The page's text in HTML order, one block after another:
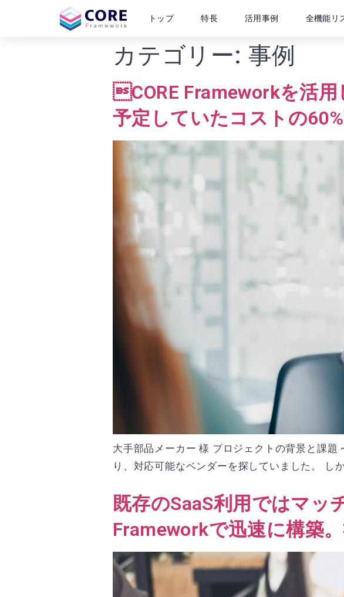
トップ 特長 活用事例 全機能リ
カテゴリー: 事例
CORE Frameworkを活用
予定していたコストの60%
大手部品メーカー 様 プロジェクトの背景と課
り、対応可能なベンダーを探していました。 し
既存のSaaS利用ではマッ
Frameworkで迅速に構築